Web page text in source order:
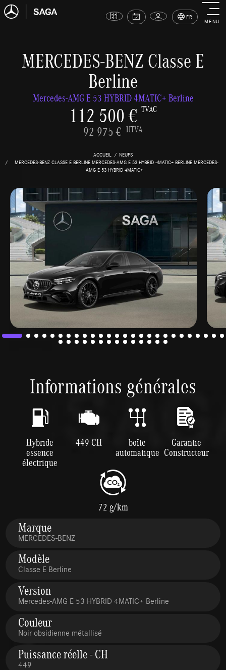
FR
MENU
MERCEDES-BENZ Classe E
Berline
Mercedes-AMG E 53 HYBRID 4MATIC+ Berline
112 500 € TVAC
92 975 € HTVA
ACCUEIL
NEUFS
MERCEDES-BENZ CLASSE E BERLINE MERCEDES-AMG E 53 HYBRID 4MATIC+ BERLINE MERCEDES-
AMG E 53 HYBRID 4MATIC+
Informations générales
Hybride
essence
électrique
449 CH boîte
automatique
Garantie
Constructeur
72 g/km
Marque
MERCEDES-BENZ
Modèle
Classe E Berline
Version
Mercedes-AMG E 53 HYBRID 4MATIC+ Berline
Couleur
Noir obsidienne métallisé
Puissance réelle - CH
449